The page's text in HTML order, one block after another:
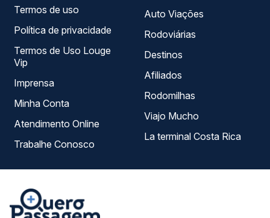
Termos de uso
Política de privacidade
Termos de Uso Louge
Vip
Imprensa
Minha Conta
Atendimento Online
Trabalhe Conosco
Auto Viações
Rodoviárias
Destinos
Afiliados
Rodomilhas
Viajo Mucho
La terminal Costa Rica